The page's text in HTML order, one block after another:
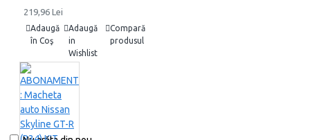
219,96 Lei
Adaugă
în Coş
Adaugă
in
Wishlist
Compară
produsul